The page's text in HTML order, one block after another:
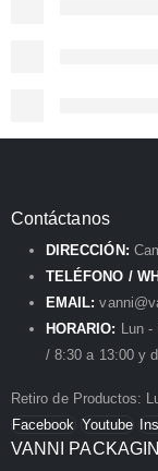
Contáctanos
DIRECCIÓN:
TELÉFONO /
EMAIL:
HORARIO: Lun
/ 8:30 a 13:00 y
Retiro de Productos:
Facebook Youtube
VANNI